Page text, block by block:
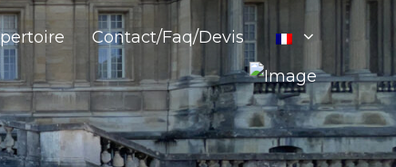
Contact/Faq/Devis